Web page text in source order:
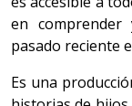
en
pasado reciente
Es una